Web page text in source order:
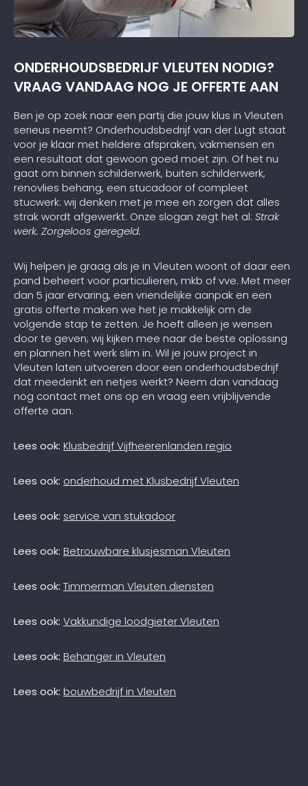
ONDERHOUDSBEDRIJF VLEUTEN NODIG?
VRAAG VANDAAG NOG JE OFFERTE AAN
Ben je op zoek naar een partij die jouw klus in Vleuten
serieus neemt? Onderhoudsbedrijf van der Lugt staat
voor je klaar met heldere afspraken, vakmensen en
een resultaat dat gewoon goed moet zijn. Of het nu
gaat om binnen schilderwerk, buiten schilderwerk,
renovlies behang, een stucadoor of compleet
stucwerk: wij denken met je mee en zorgen dat alles
strak wordt afgewerkt. Onze slogan zegt het al: Strak
werk. Zorgeloos geregeld.
Wij helpen je graag als je in Vleuten woont of daar een
pand beheert voor particulieren, mkb of vve. Met meer
dan 5 jaar ervaring, een vriendelijke aanpak en een
gratis offerte maken we het je makkelijk om de
volgende stap te zetten. Je hoeft alleen je wensen
door te geven; wij kijken mee naar de beste oplossing
en plannen het werk slim in. Wil je jouw project in
Vleuten laten uitvoeren door een onderhoudsbedrijf
dat meedenkt en netjes werkt? Neem dan vandaag
nog contact met ons op en vraag een vrijblijvende
offerte aan.
Lees ook: Klusbedrijf Vijfheerenlanden regio
Lees ook: onderhoud met Klusbedrijf Vleuten
Lees ook: service van stukadoor
Lees ook: Betrouwbare klusjesman Vleuten
Lees ook: Timmerman Vleuten diensten
Lees ook: Vakkundige loodgieter Vleuten
Lees ook: Behanger in Vleuten
Lees ook: bouwbedrijf in Vleuten